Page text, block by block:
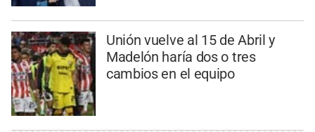
Unión vuelve al 15 de Abril y
Madelón haría dos o tres
cambios en el equipo